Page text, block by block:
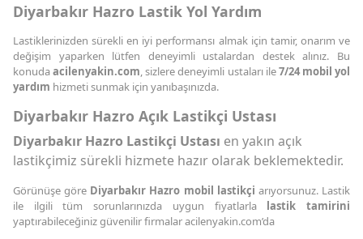
Diyarbakır Hazro Lastik Yol Yardım
Lastiklerinizden sürekli en iyi performansı almak için tamir, onarım ve
değişim yaparken lütfen deneyimli ustalardan destek alınız. Bu
konudaacilenyakin.com, sizlere deneyimli ustaları ile7/24 mobil yol
yardım hizmeti sunmak için yanıbaşınızda.
Diyarbakır Hazro Açık Lastikçi Ustası
Diyarbakır Hazro Lastikçi Ustası en yakın açık
lastikçimiz sürekli hizmete hazır olarak beklemektedir.
Görünüşe göre Diyarbakır Hazro mobil lastikçi arıyorsunuz. Lastik
ile ilgili tüm sorunlarınızda uygun fiyatlarla lastik tamirini
yaptırabileceğiniz güvenilir firmalar acilenyakin.com’da